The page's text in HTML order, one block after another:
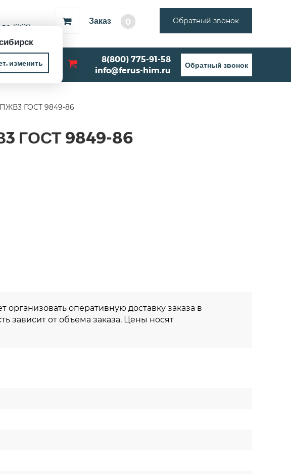
изменить
18:00
Заказ 0 Обратный звонок
8(800) 775-91-58
info@ferus-him.ru
Обратный звонок
ГОСТ 9849-86
ГОСТ 9849-86
оперативную доставку заказа в
зависит от объема заказа. Цены носят